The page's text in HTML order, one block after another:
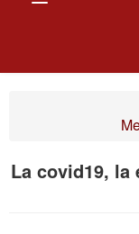
La covid19, la